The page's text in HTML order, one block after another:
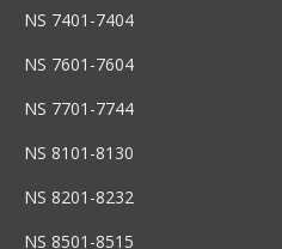
NS 7401-7404
NS 7601-7604
NS 7701-7744
NS 8101-8130
NS 8201-8232
NS 8501-8515